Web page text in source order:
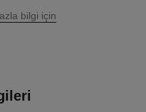
bilgi için